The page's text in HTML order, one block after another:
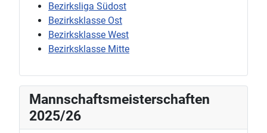
Bezirksliga Südost
Bezirksklasse Ost
Bezirksklasse West
Bezirksklasse Mitte
Mannschaftsmeisterschaften
2025/26